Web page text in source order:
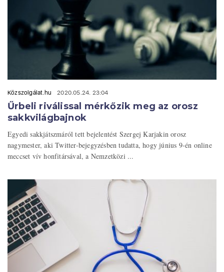
Közszolgálat.hu 2020.05.24. 23:04
Űrbeli riválissal mérkőzik meg az orosz
sakkvilágbajnok
Egyedi sakkjátszmáról tett bejelentést Szergej Karjakin orosz
nagymester, aki Twitter-bejegyzésben tudatta, hogy június 9-én online
meccset vív honfitársával, a Nemzetközi ...